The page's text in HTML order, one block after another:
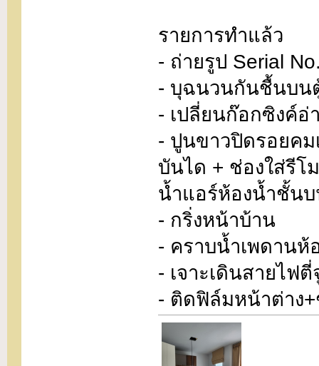
รายการทำแล้ว
- ถ่ายรูป Serial
- บุฉนวนกันชื้นบน
- เปลี่ยนก๊อกซิงค์อ่
- ปูนขาวปิดรอยคม
บันได + ช่องใส่รี
น้ำแอร์ห้องน้ำชั้น
- กริ่งหน้าบ้าน
- คราบน้ำเพดาน
- เจาะเดินสายไฟตี่
- ติดฟิล์มหน้าต่าง